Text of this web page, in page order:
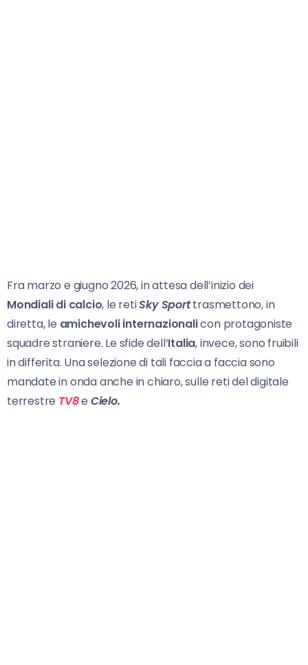
Fra marzo e giugno 2026, in attesa dell’inizio dei
Mondiali di calcio, le retiSky Sporttrasmettono, in
diretta, le amichevoli internazionalicon protagoniste
squadre straniere. Le sfide dell’Italia, invece, sono fruibili
in differita. Una selezione di tali faccia a faccia sono
mandate in onda anche in chiaro, sulle reti del digitale
terrestre TV8e Cielo.